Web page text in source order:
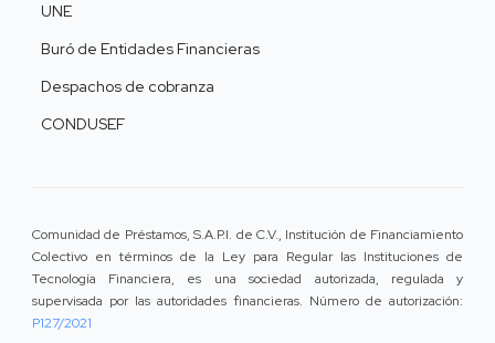
UNE
Buró de Entidades Financieras
Despachos de cobranza
CONDUSEF
Comunidad de Préstamos, S.A.P.I. de C.V., Institución de Financiamiento
Colectivo en términos de la Ley para Regular las Instituciones de
Tecnología Financiera, es una sociedad autorizada, regulada y
supervisada por las autoridades financieras. Número de autorización:
P127/2021